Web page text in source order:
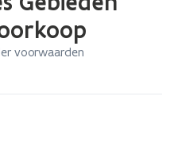
voorwaarden